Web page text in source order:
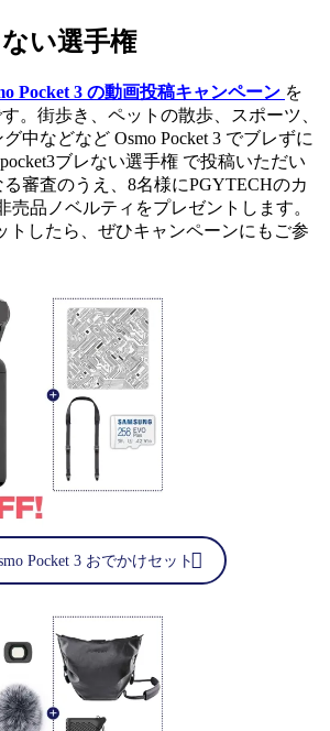
い選手権
Pocket 3 の動画投稿キャンペーン を
。街歩き、ペットの散歩、スポーツ、
中などなど Osmo Pocket 3 でブレずに
ブレない選手権 で投稿いただい
審査のうえ、8名様にPGYTECHのカ
売品ノベルティをプレゼントします。
トしたら、ぜひキャンペーンにもご参
Pocket 3 おでかけセット